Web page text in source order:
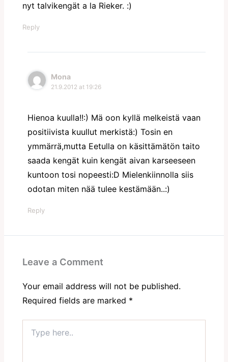
nyt talvikengät a la Rieker. :)
Reply
Mona
21.9.2012 at 19:26
Hienoa kuulla!!:) Mä oon kyllä melkeistä vaan
positiivista kuullut merkistä:) Tosin en
ymmärrä,mutta Eetulla on käsittämätön taito
saada kengät kuin kengät aivan karseeseen
kuntoon tosi nopeesti:D Mielenkiinnolla siis
odotan miten nää tulee kestämään..:)
Reply
Leave a Comment
Your email address will not be published.
Required fields are marked *
here..